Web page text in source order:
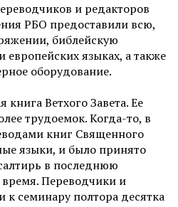
и редакторов
РБО предоставили всю,
библейскую
европейских языках, а также
оборудование.
книга Ветхого Завета. Ее
трудоемок. Когда-то, в
книг Священного
языки, и было принято
в последнюю
время. Переводчики и
к семинару полтора десятка